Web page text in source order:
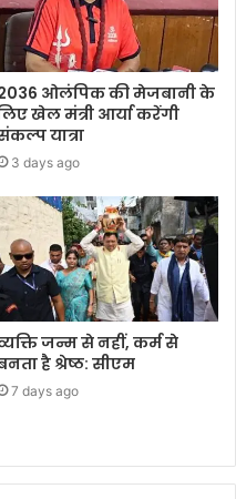
ओलंपिक की मेजबानी के
खेल मंत्री आर्या करेंगी
यात्रा
3 days ago
जन्म से नहीं, कर्म से
है श्रेष्ठ: सीएम
7 days ago